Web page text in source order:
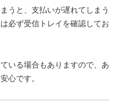
うと、支払いが遅れてしまう
必ず受信トレイを確認してお
いる場合もありますので、あ
心です。